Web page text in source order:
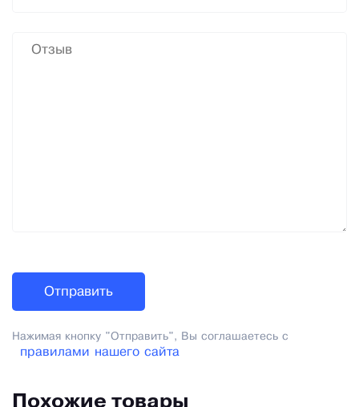
Нажимая кнопку "Отправить", Вы соглашаетесь с
правилами нашего сайта
Похожие товары